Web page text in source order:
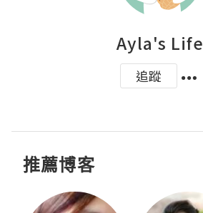
Ayla's Life
追蹤
推薦博客